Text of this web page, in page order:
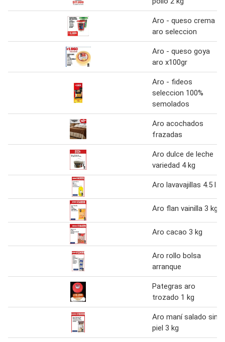
Aro - queso crema
aro seleccion
Aro - queso goya
aro x100gr
Aro - fideos
seleccion 100%
semolados
Aro acochados
frazadas
Aro dulce de leche
variedad 4 kg
Aro lavavajillas 4.5 l
Aro flan vainilla 3 kg
Aro cacao 3 kg
Aro rollo bolsa
arranque
Pategras aro
trozado 1 kg
Aro maní salado sin
piel 3 kg